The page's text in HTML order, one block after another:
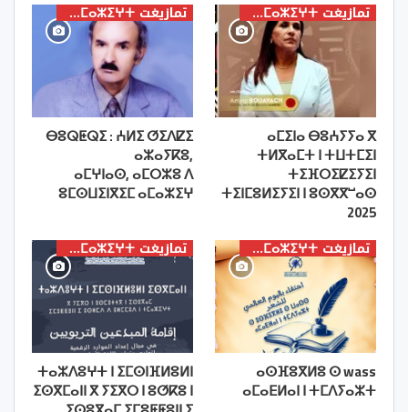
تمازيغت ⵜⴰⵎⴰⵣⵉⵖⵜ
ⴰⵎⵉⵏⴰ ⴱⵓⵄⵢⵢⴰ ⴳ
ⵜⵍⴳⴰⵎⵜ ⵏ ⵜⵡⵜⵎⵉⵏ
ⵜⵉⴼⵔⵉⵇⵉⵢⵉⵏ
ⵜⵉⵏⵎⵓⵍⵉⵢⵉⵏ ⵏ ⵓⵙⴳⴳⵯⴰⵙ
2025
تمازيغت ⵜⴰⵎⴰⵣⵉⵖⵜ
ⴱⵓⵕⵟⵕⵉ : ⵄⵍⵉ ⵚⵉⴷⵇⵉ
ⴰⵣⴰⵢⴽⵓ,
ⴰⵎⵖⵏⴰⵙ, ⴰⵎⵔⵣⵓ ⴷ
ⵓⵎⵙⵡⵉⵏⴳⵉⵎ ⴰⵎⴰⵣⵉⵖ
تمازيغت ⵜⴰⵎⴰⵣⵉⵖⵜ
ⴰⵙⴼⵓⴳⵍⵓ ⵙ wass
ⴰⵎⴰⴹⵍⴰⵏ ⵏ ⵜⵎⴷⵢⴰⵣⵜ
تمازيغت ⵜⴰⵎⴰⵣⵉⵖⵜ
ⵜⴰⵣⴷⵓⵖⵜ ⵏ ⵉⵎⵙⵏⴼⵍⵓⵍⵏ
ⵉⵙⴳⵎⴰⵏⵏ ⴳ ⵢⵉⴳⵔ ⵏ ⵓⵚⴽⵓ ⵏ